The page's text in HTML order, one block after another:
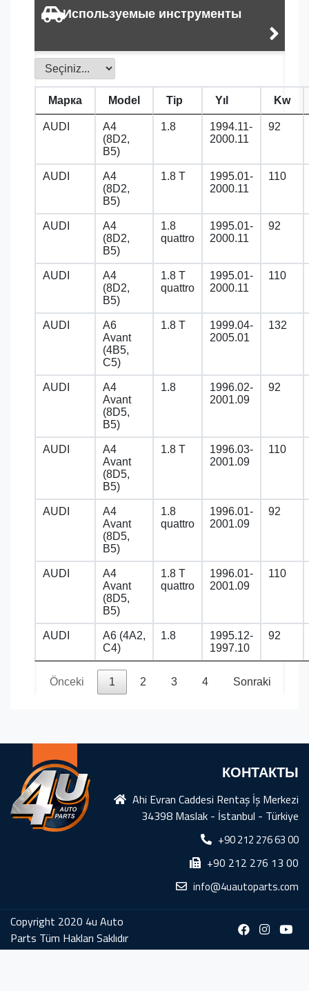
Используемые инструменты
Марка Model Tip Yıl Kw
AUDI
A4
(8D2,
B5)
1.8
1994.11-
2000.11
92
AUDI
A4
(8D2,
B5)
1.8 T
1995.01-
2000.11
110
AUDI
A4
(8D2,
B5)
1.8
quattro
1995.01-
2000.11
92
AUDI
A4
(8D2,
B5)
1.8 T
quattro
1995.01-
2000.11
110
AUDI
A6
Avant
(4B5,
C5)
1.8 T
1999.04-
2005.01
132
AUDI
A4
Avant
(8D5,
B5)
1.8
1996.02-
2001.09
92
AUDI
A4
Avant
(8D5,
B5)
1.8 T
1996.03-
2001.09
110
AUDI
A4
Avant
(8D5,
B5)
1.8
quattro
1996.01-
2001.09
92
AUDI
A4
Avant
(8D5,
B5)
1.8 T
quattro
1996.01-
2001.09
110
AUDI
A6 (4A2,
C4)
1.8
1995.12-
1997.10
92
Önceki 1 2 3 4 Sonraki
КОНТАКТЫ
Ahi Evran Caddesi Rentaş İş Merkezi
34398 Maslak - İstanbul - Türkiye
+90 212 276 63 00
+90 212 276 13 00
info@4uautoparts.com
Copyright 2020 4u Auto
Parts Tüm Hakları Saklıdır